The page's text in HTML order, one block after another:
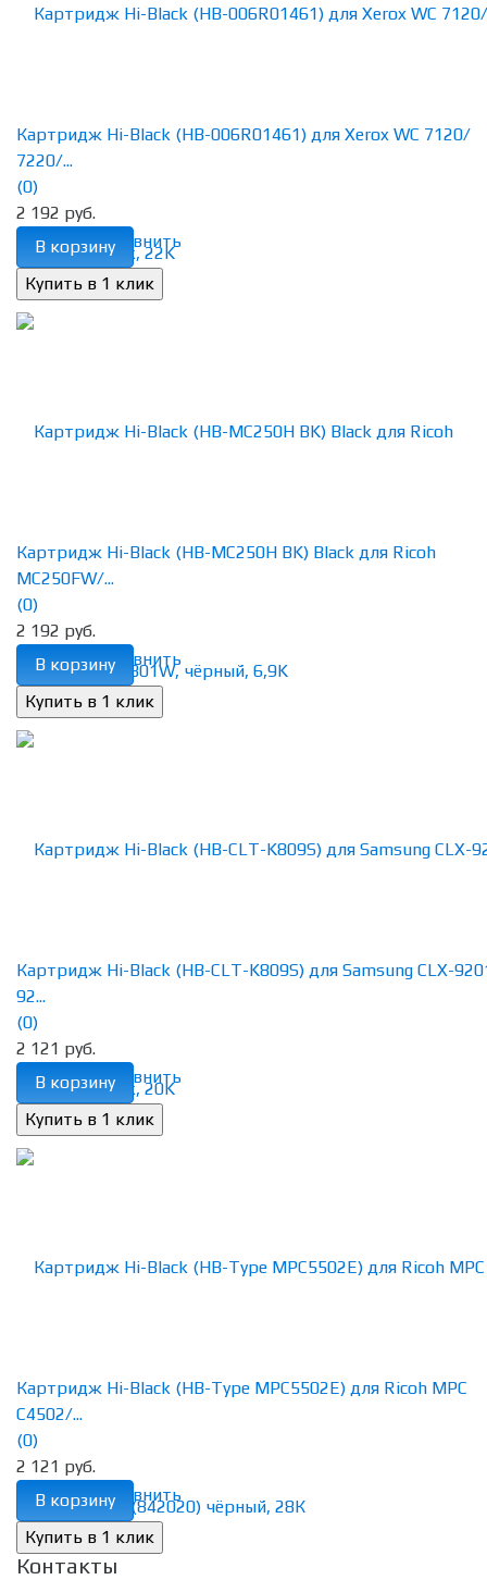
избранное сравнить
Картридж Hi-Black (HB-006R01461) для Xerox WC 7120/
7220/...
(0)
2 192 руб.
В корзину
избранное сравнить
Картридж Hi-Black (HB-MC250H BK) Black для Ricoh
MC250FW/...
(0)
2 192 руб.
В корзину
избранное сравнить
Картридж Hi-Black (HB-CLT-K809S) для Samsung CLX-
92...
(0)
2 121 руб.
В корзину
избранное сравнить
Картридж Hi-Black (HB-Type MPC5502E) для Ricoh MPС
C4502/...
(0)
2 121 руб.
В корзину
Контакты